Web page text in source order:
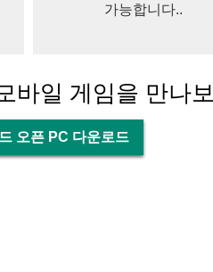
가능합니다..
바일 게임을 만나
오픈 PC 다운로드